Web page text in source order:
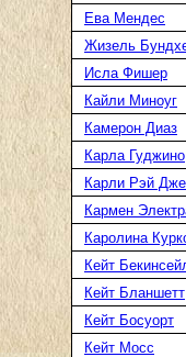
Ева Мендес
Жизель
Исла Фишер
Кайли Миноуг
Камерон Диаз
Карла Гуджино
Карли Рэй
Кармен
Каролина
Кейт
Кейт Бланшетт
Кейт Босуорт
Кейт Мосс